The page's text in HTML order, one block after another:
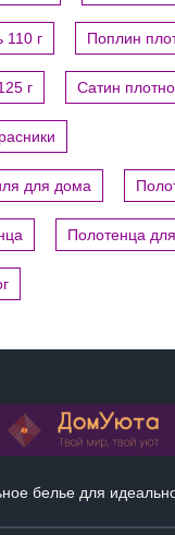
110 г Поплин
г Сатин
для дома
Полотенца
белье для